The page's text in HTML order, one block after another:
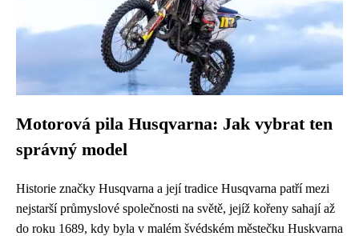
Motorová pila Husqvarna: Jak vybrat ten
správný model
Historie značky Husqvarna a její tradice Husqvarna patří mezi
nejstarší průmyslové společnosti na světě, jejíž kořeny sahají až
do roku 1689, kdy byla v malém švédském městečku Huskvarna